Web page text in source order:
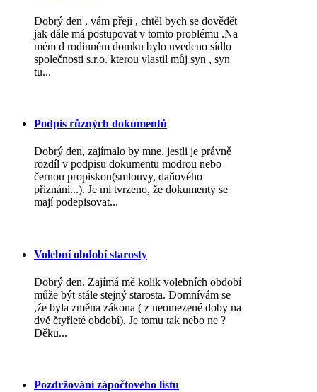
Dobrý den , vám přeji , chtěl bych se dovědět
jak dále má postupovat v tomto problému .Na
mém d rodinném domku bylo uvedeno sídlo
společnosti s.r.o. kterou vlastil můj syn , syn
tu...
Podpis různých dokumentů
Dobrý den, zajímalo by mne, jestli je právně
rozdíl v podpisu dokumentu modrou nebo
černou propiskou(smlouvy, daňového
přiznání...). Je mi tvrzeno, že dokumenty se
mají podepisovat...
Volební období starosty
Dobrý den. Zajímá mě kolik volebních období
může být stále stejný starosta. Domnívám se
,že byla změna zákona ( z neomezené doby na
dvě čtyřleté období). Je tomu tak nebo ne ?
Děku...
Pozdržování zápočtového listu